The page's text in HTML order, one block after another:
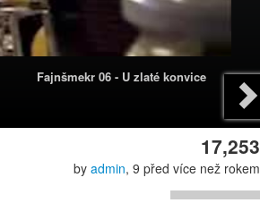
Fajnšmekr 06 - U zlaté konvice
17,253
by admin, 9 před více než rokem